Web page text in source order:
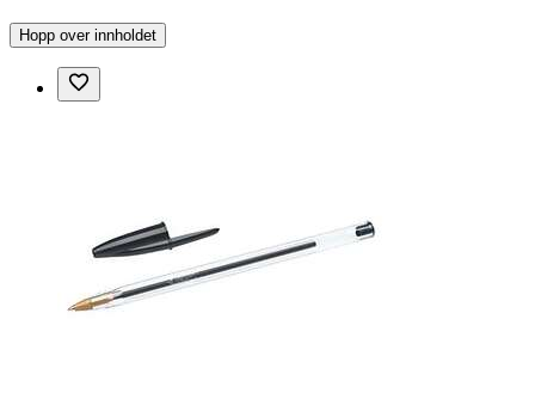
Hopp over innholdet